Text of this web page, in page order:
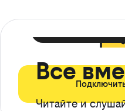
Все
Читайте и